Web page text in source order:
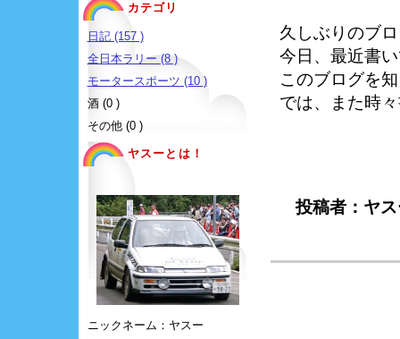
カテゴリ
日記 (157 )
全日本ラリー (8 )
モータースポーツ (10 )
酒 (0 )
その他 (0 )
ヤスーとは！
ニックネーム：ヤスー
久しぶりのブ
今日、最近書
このブログを
では、また時
投稿者：ヤ